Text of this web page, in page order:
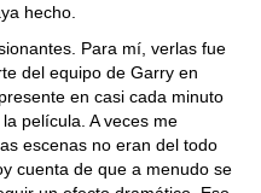
hecho.
Para mí, verlas fue
del equipo de Garry en
en casi cada minuto
película. A veces me
escenas no eran del todo
cuenta de que a menudo se